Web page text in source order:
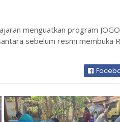
menguatkan program
sebelum resmi membuka